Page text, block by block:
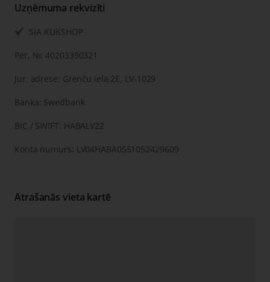
Uzņēmuma rekvizīti
SIA KLIKSHOP
Рег. №: 40203390321
Jur. adrese: Grenču iela 2E, LV-1029
Banka: Swedbank
BIC / SWIFT: HABALV22
Konta numurs: LV04HABA0551052429609
Atrašanās vieta kartē